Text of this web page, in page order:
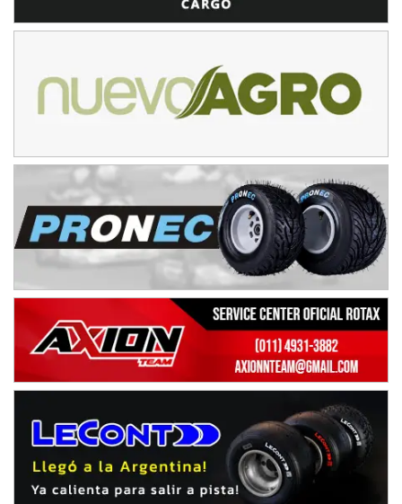
Juan Navarro (Asfalto)
COBERTURA ESPECIAL DE E-KART.COM.AR
08/09-AGO
Baradero (Buenos Aires)
KDO - F6
Ciudad de Trenque Lauquen (Asfalto)
Trenque Lauquen (Buenos Aires)
ENTRERRIANO - F6 (POSTERGADA)
Parque de la Velocidad (Asfalto)
Villaguay (Entre Ríos)
VICTORIENSE - F7
El Cerro (Tierra)
Victoria (Entre Ríos)
PATAGONICO - F6
Gral. E. Godoy (Río Negro)
CSK - F7
Juventud Unida (Tierra)
Humboldt (Santa Fe)